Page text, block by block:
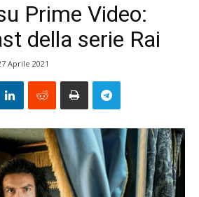
Prime Video:
della serie Rai
Aprile 2021